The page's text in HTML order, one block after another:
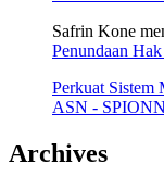
Safrin Kone
Penundaan
Perkuat Sistem
ASN -
Archives